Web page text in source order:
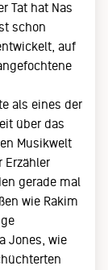
Tat hat Nas
schon
auf
als eines der
über das
Musikwelt
Erzähler
gerade mal
wie Rakim
Jones, wie